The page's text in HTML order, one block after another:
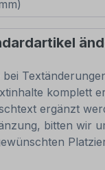
bei
komplett
ergänzt
bitten wir